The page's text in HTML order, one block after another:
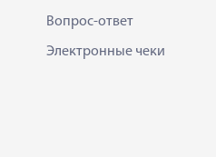
Вопрос-ответ
Электронные чеки